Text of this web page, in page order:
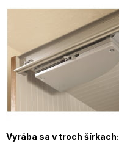
Vyrába sa v troch šírkach: